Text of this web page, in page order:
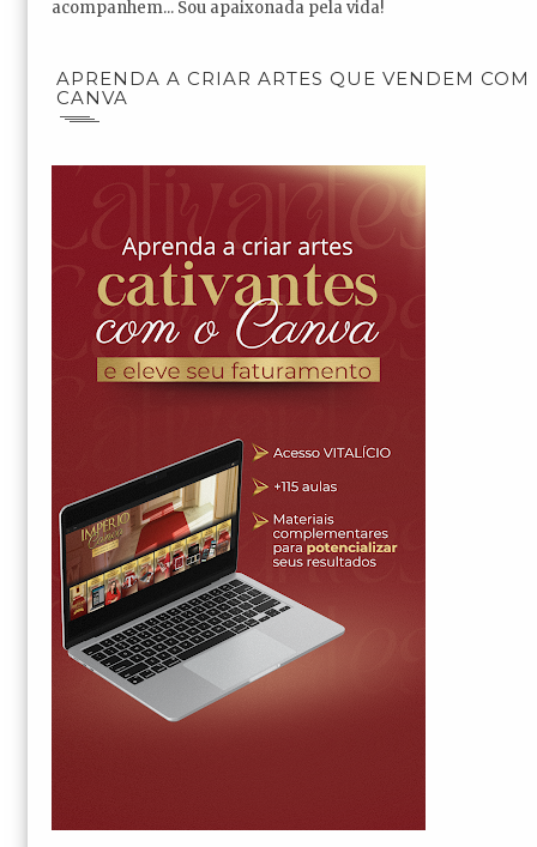
acompanhem... Sou apaixonada pela vida!
APRENDA A CRIAR ARTES QUE VENDEM COM
CANVA